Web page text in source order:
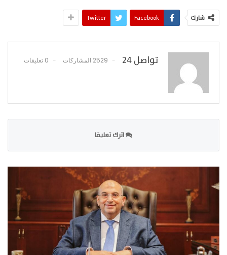
شارك Facebook
Twitter
تواصل 24 2529 المشاركات 0 تعليقات
اترك تعليقا